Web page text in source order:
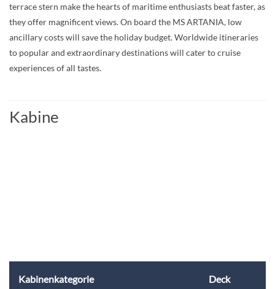
terrace stern make the hearts of maritime enthusiasts beat faster, as
they offer magnificent views. On board the MS ARTANIA, low
ancillary costs will save the holiday budget. Worldwide itineraries
to popular and extraordinary destinations will cater to cruise
experiences of all tastes.
Kabine
Kabinenkategorie Deck